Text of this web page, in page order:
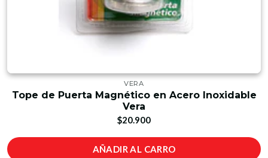
VERA
Tope de Puerta Magnético en Acero Inoxidable
Vera
$20.900
AÑADIR AL CARRO